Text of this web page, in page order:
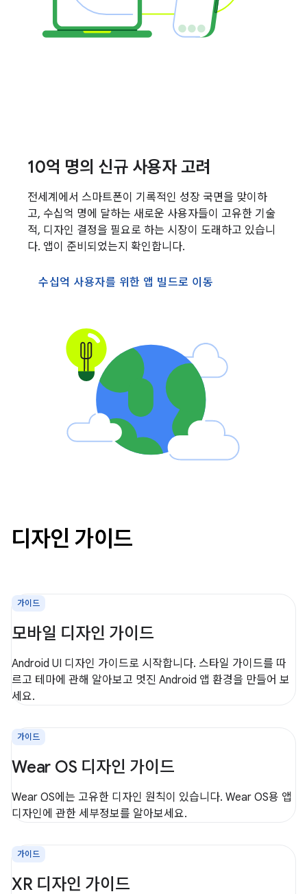
10억 명의 신규 사용자 고려
전세계에서 스마트폰이 기록적인 성장 국면을 맞이하
고, 수십억 명에 달하는 새로운 사용자들이 고유한 기술
적, 디자인 결정을 필요로 하는 시장이 도래하고 있습니
다. 앱이 준비되었는지 확인합니다.
수십억 사용자를 위한 앱 빌드로 이동
디자인 가이드
가이드
모바일 디자인 가이드
Android UI 디자인 가이드로 시작합니다. 스타일 가이드를 따
르고 테마에 관해 알아보고 멋진 Android 앱 환경을 만들어 보
세요.
가이드
Wear OS 디자인 가이드
Wear OS에는 고유한 디자인 원칙이 있습니다. Wear OS용 앱
디자인에 관한 세부정보를 알아보세요.
가이드
XR 디자인 가이드